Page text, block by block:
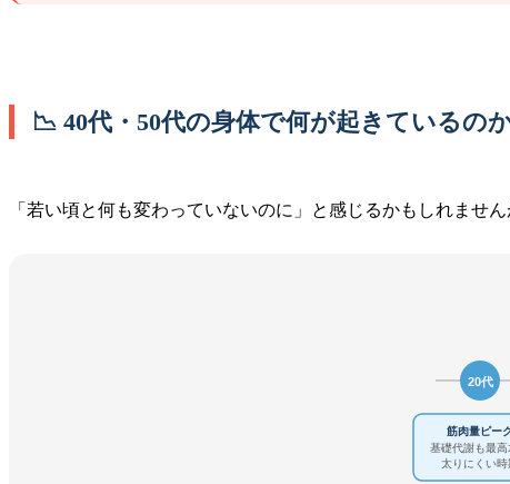
📉 40代・50代の身体で何が起きているの
「若い頃と何も変わっていないのに」と感じるかもしれませ
20代
筋肉量ピー
基礎代謝も最高
太りにくい時